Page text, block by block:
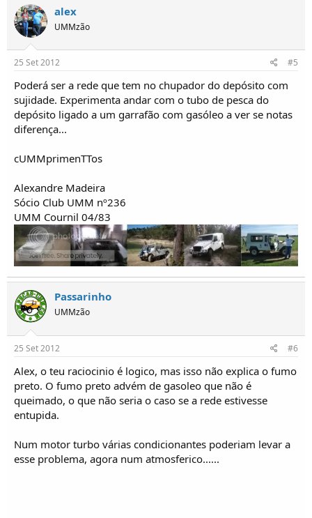
alex
UMMzão
25 Set 2012 #5
Poderá ser a rede que tem no chupador do depósito com
sujidade. Experimenta andar com o tubo de pesca do
depósito ligado a um garrafão com gasóleo a ver se notas
diferença...
cUMMprimenTTos
Alexandre Madeira
Sócio Club UMM nº236
UMM Cournil 04/83
Passarinho
UMMzão
25 Set 2012 #6
Alex, o teu raciocinio é logico, mas isso não explica o fumo
preto. O fumo preto advém de gasoleo que não é
queimado, o que não seria o caso se a rede estivesse
entupida.
Num motor turbo várias condicionantes poderiam levar a
esse problema, agora num atmosferico......